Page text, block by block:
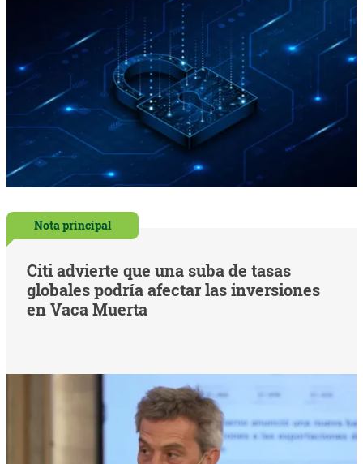
Nota principal
Citi advierte que una suba de tasas
globales podría afectar las inversiones
en Vaca Muerta